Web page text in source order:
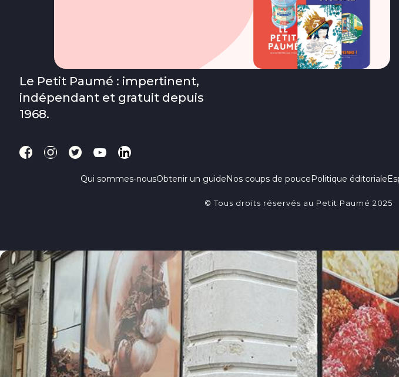
Le Petit Paumé : impertinent,
indépendant et gratuit depuis
1968.
Qui sommes-nousObtenir un guideNos coups de poucePolitique éditoriale
© Tous droits réservés au Petit Paumé 2025